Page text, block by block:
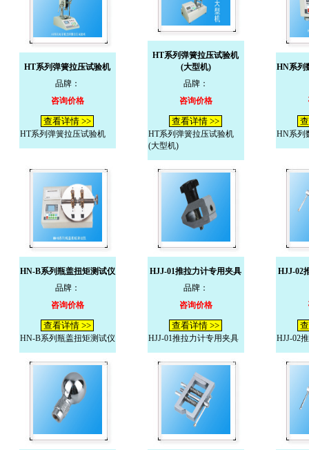
HT系列弹簧拉压试验机
品牌：
咨询价格
查看详情 >>
HT系列弹簧拉压试验机
HT系列弹簧拉压试验机
(大型机)
品牌：
咨询价格
查看详情 >>
HT系列弹簧拉压试验机
(大型机)
HN系列
HN系列
HN-B系列瓶盖扭矩测试仪
品牌：
咨询价格
查看详情 >>
HN-B系列瓶盖扭矩测试仪
HJJ-01推拉力计专用夹具
品牌：
咨询价格
查看详情 >>
HJJ-01推拉力计专用夹具
HJJ-02
HJJ-02